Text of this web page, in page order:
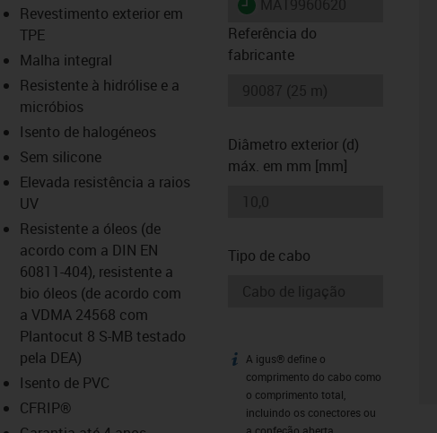
icon-lupe
icon-lupe
Revestimento exterior em
TPE
Malha integral
Resistente à hidrólise e a
micróbios
Isento de halogéneos
Sem silicone
Elevada resistência a raios
UV
Resistente a óleos (de
acordo com a DIN EN
60811-404), resistente a
bio óleos (de acordo com
a VDMA 24568 com
Plantocut 8 S-MB testado
pela DEA)
Isento de PVC
CFRIP®
Referência do
fabricante
Diâmetro exterior (d)
máx. em mm [mm]
Tipo de cabo
igus-icon-info
A igus® define o
comprimento do cabo como
o comprimento total,
incluindo os conectores ou